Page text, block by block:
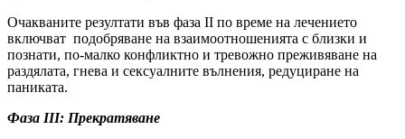
Очакваните резултати във фаза II по време на лечението
включват подобряване на взаимоотношенията с близки и
познати, по-малко конфликтно и тревожно преживяване на
раздялата, гнева и сексуалните вълнения, редуциране на
паниката.
Фаза III: Прекратяване